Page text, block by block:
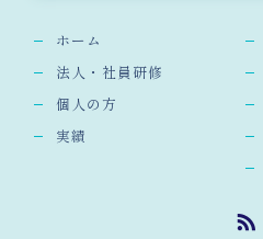
ホーム
法人・社員研修
個人の方
実績